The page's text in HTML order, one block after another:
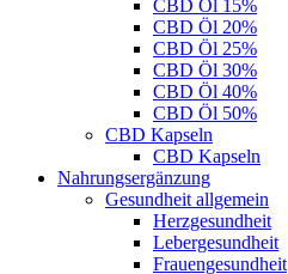
CBD Öl 15%
CBD Öl 20%
CBD Öl 25%
CBD Öl 30%
CBD Öl 40%
CBD Öl 50%
CBD Kapseln
CBD Kapseln
Nahrungsergänzung
Gesundheit allgemein
Herzgesundheit
Lebergesundheit
Frauengesundheit